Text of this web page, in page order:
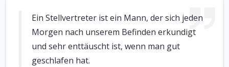
Ein Stellvertreter ist ein Mann, der sich jeden
Morgen nach unserem Befinden erkundigt
und sehr enttäuscht ist, wenn man gut
geschlafen hat.